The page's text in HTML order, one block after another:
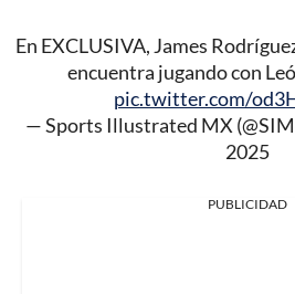
En EXCLUSIVA, James
encuentra jugando con
pic.twitter.com/
— Sports Illustrated MX
2025
PUBLICIDAD